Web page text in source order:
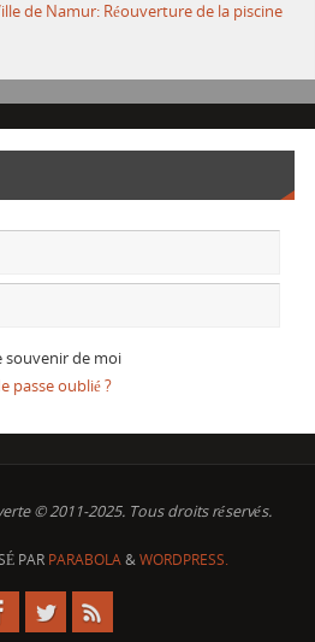
de Namur: Réouverture de la piscine
souvenir de moi
passe oublié ?
© 2011-2025. Tous droits réservés.
PAR PARABOLA&WORDPRESS.